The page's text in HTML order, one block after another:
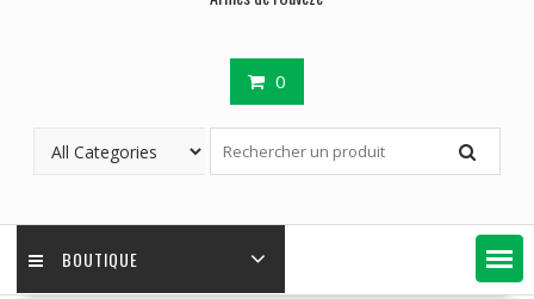
0
BOUTIQUE